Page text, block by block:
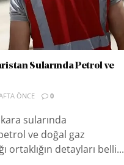
Sularında Petrol ve
ÖNCE 0
sularında
ve doğal gaz
ortaklığın detayları belli...